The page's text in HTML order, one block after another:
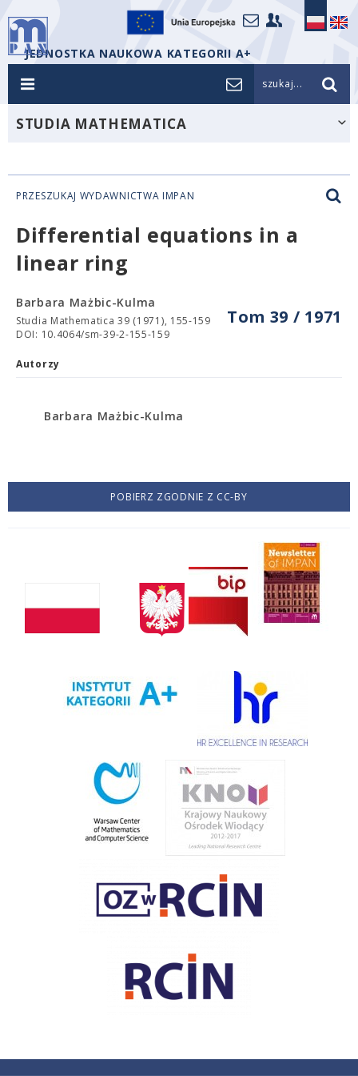
JEDNOSTKA NAUKOWA KATEGORII A+
szukaj...
STUDIA MATHEMATICA
PRZESZUKAJ WYDAWNICTWA IMPAN
Differential equations in a
linear ring
Tom 39 / 1971
Barbara Mażbic-Kulma
Studia Mathematica 39 (1971), 155-159
DOI: 10.4064/sm-39-2-155-159
Autorzy
Barbara Mażbic-Kulma
POBIERZ ZGODNIE Z CC-BY